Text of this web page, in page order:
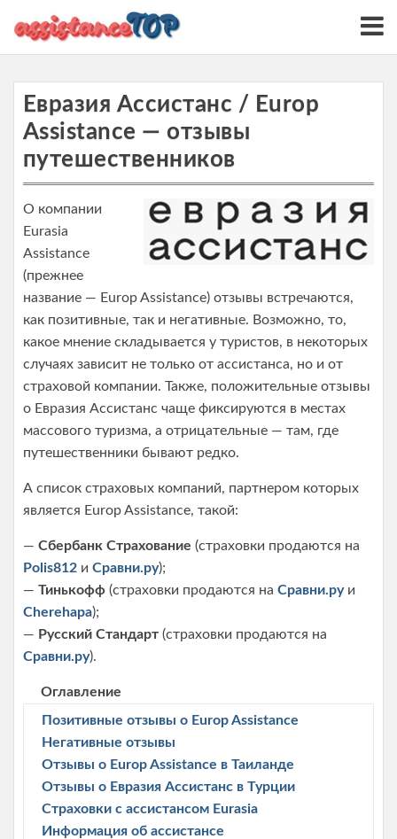
i
Евразия Ассистанс / Europ
Assistance — отзывы
путешественников
О компании
Eurasia
Assistance
(прежнее
название — Europ Assistance) отзывы встречаются,
как позитивные, так и негативные. Возможно, то,
какое мнение складывается у туристов, в некоторых
случаях зависит не только от ассистанса, но и от
страховой компании. Также, положительные отзывы
о Евразия Ассистанс чаще фиксируются в местах
массового туризма, а отрицательные — там, где
путешественники бывают редко.
А список страховых компаний, партнером которых
является Europ Assistance, такой:
— Сбербанк Страхование (страховки продаются на
Polis812 и Сравни.ру);
— Тинькофф (страховки продаются на Сравни.руи
Cherehapa);
— Русский Стандарт (страховки продаются на
Сравни.ру).
Оглавление
Позитивные отзывы о Europ Assistance
Негативные отзывы
Отзывы о Europ Assistance в Таиланде
Отзывы о Евразия Ассистанс в Турции
Страховки с ассистансом Eurasia
Информация об ассистансе